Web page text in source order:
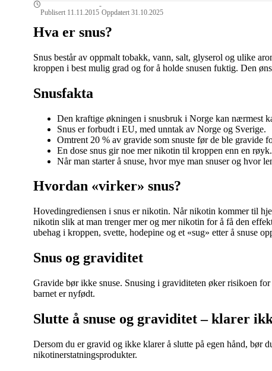
Publisert 11.11.2015
-
Oppdatert 31.10.2025
Hva er snus?
Snus består av oppmalt tobakk, vann, salt, glyserol og ulike
kroppen i best mulig grad og for å holde snusen fuktig. Den
Snusfakta
Den kraftige økningen i snusbruk i Norge kan nærmest
Snus er forbudt i EU, med unntak av Norge og Sverige.
Omtrent 20 % av gravide som snuste før de ble gravide
En dose snus gir noe mer nikotin til kroppen enn en røyk.
Når man starter å snuse, hvor mye man snuser og hvor
Hvordan «virker» snus?
Hovedingrediensen i snus er nikotin. Når nikotin kommer til
nikotin slik at man trenger mer og mer nikotin for å få den
ubehag i kroppen, svette, hodepine og et «sug» etter å snuse
Snus og graviditet
Gravide bør ikke snuse. Snusing i graviditeten øker risikoen
barnet er nyfødt.
Slutte å snuse og graviditet – klarer
Dersom du er gravid og ikke klarer å slutte på egen hånd, bør
nikotinerstatningsprodukter.